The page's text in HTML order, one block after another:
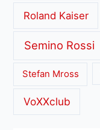
Roland Kaiser
Semino Rossi
Stefan Mross
VoXXclub